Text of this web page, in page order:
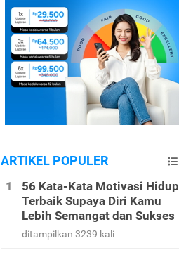
ARTIKEL POPULER
56 Kata-Kata Motivasi Hidup
Terbaik Supaya Diri Kamu
Lebih Semangat dan Sukses
ditampilkan 3239 kali